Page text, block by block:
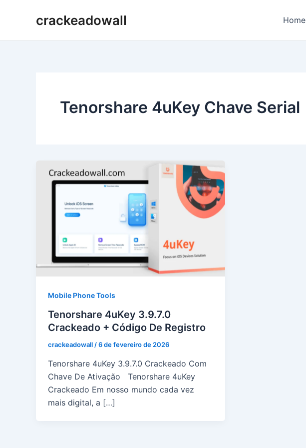
crackeadowall Home
Tenorshare 4uKey Chave Serial
Mobile Phone Tools
Tenorshare 4uKey 3.9.7.0
Crackeado + Código De Registro
crackeadowall /6 de fevereiro de 2026
Tenorshare 4uKey 3.9.7.0 Crackeado Com
Chave De Ativação Tenorshare 4uKey
Crackeado Em nosso mundo cada vez
mais digital, a […]